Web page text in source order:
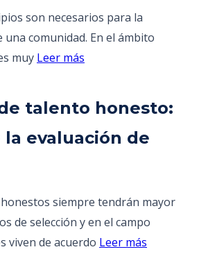
son necesarios para la
comunidad. En el ámbito
muy Leer más
talento honesto:
evaluación de
siempre tendrán mayor
de selección y en el campo
viven de acuerdo Leer más